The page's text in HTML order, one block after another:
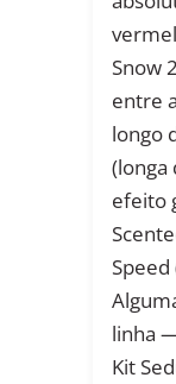
Snow
entre
longo
(longa
efeito
Speed
linha
Kit